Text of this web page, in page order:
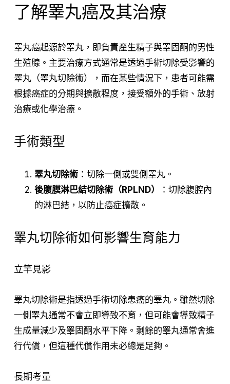
了解睪丸癌及其治療
睪丸癌起源於睪丸，即負責產生精子與睪固酮的男性
生殖腺。主要治療方式通常是透過手術切除受影響的
睪丸（睪丸切除術），而在某些情況下，患者可能需
根據癌症的分期與擴散程度，接受額外的手術、放射
治療或化學治療。
手術類型
睪丸切除術：切除一側或雙側睪丸。
後腹膜淋巴結切除術（RPLND）
：切除腹腔內
的淋巴結，以防止癌症擴散。
睪丸切除術如何影響生育能力
立竿見影
睪丸切除術是指透過手術切除患癌的睪丸。雖然切除
一側睪丸通常不會立即導致不育，但可能會導致精子
生成量減少及睪固酮水平下降。剩餘的睪丸通常會進
行代償，但這種代償作用未必總是足夠。
長期考量